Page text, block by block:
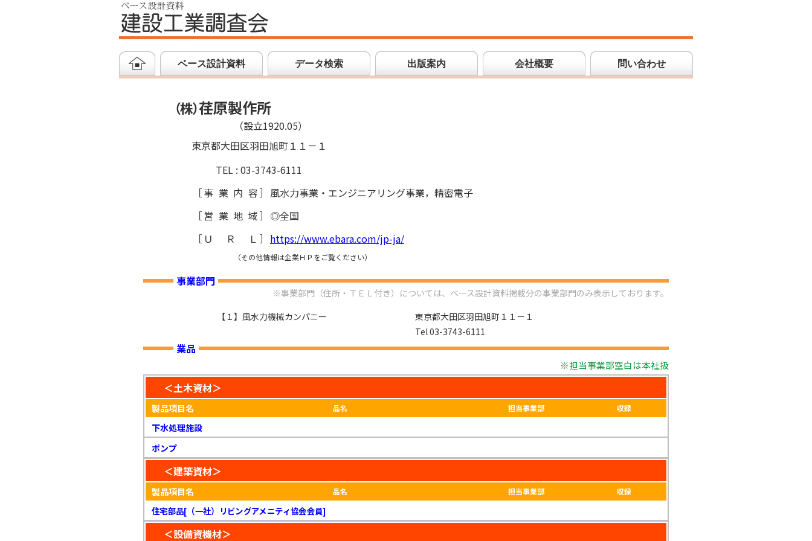
ベース設計資料 データ検索 出版案内 会社概要 問い合わせ
（株）荏原製作所
（設立1920.05）
東京都大田区羽田旭町１１－１
TEL : 03-3743-6111
［事業内容］ 風水力事業・エンジニアリング事業，精密電子
［ 営業地域］ ◎全国
［ ＵＲＬ ］ https://www.ebara.com/jp-ja/
（その他情報は企業ＨＰをご覧ください）
事業部門
※事業部門（住所・ＴＥＬ付き）については、ベース設計資料掲載分の事業部門のみ表示しております。
【１】風水力機械カンパニー
東京都大田区羽田旭町１１－１
Tel 03-3743-6111
業品
※担当事業部空白は本社扱
＜土木資材＞
製品項目名 品名 担当事業部 収録
下水処理施設
ポンプ
＜建築資材＞
製品項目名 品名 担当事業部 収録
住宅部品[（一社）リビングアメニティ協会会員]
＜設備資機材＞